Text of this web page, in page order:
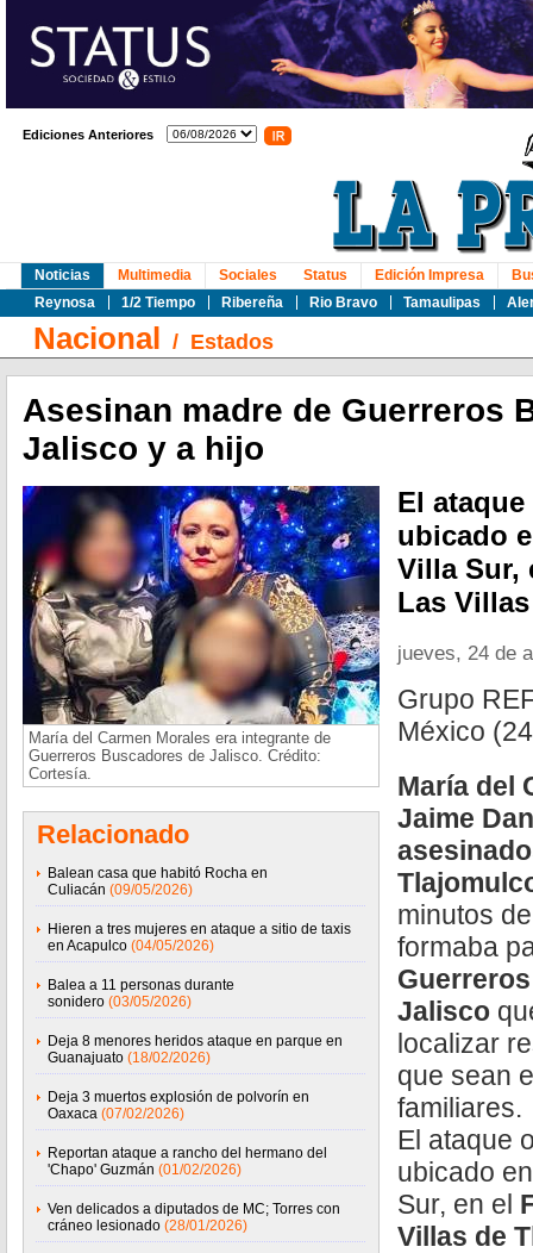
Ediciones Anteriores
Noticias
Reynosa
1/2 Tiempo Ribereña Rio Bravo Tamaulipas
Multimedia Sociales Status Edición Impresa
Nacional / Estados
Asesinan madre de Guerreros
Jalisco y a hijo
María del Carmen Morales era integrante de
Guerreros Buscadores de Jalisco. Crédito:
Cortesía.
Relacionado
Balean casa que habitó Rocha en
Culiacán (09/05/2026)
Hieren a tres mujeres en ataque a sitio de taxis
en Acapulco (04/05/2026)
Balea a 11 personas durante
sonidero (03/05/2026)
Deja 8 menores heridos ataque en parque en
Guanajuato (18/02/2026)
Deja 3 muertos explosión de polvorín en
Oaxaca (07/02/2026)
Reportan ataque a rancho del hermano del
'Chapo' Guzmán (01/02/2026)
Ven delicados a diputados de MC; Torres con
cráneo lesionado (28/01/2026)
El
ubicado
Villa Sur,
Las
jueves, 24 de
Grupo
México
María del
Jaime
minutos
formaba
Jalisco
localizar
que sean
familiares.
El ataque
ubicado
Sur, en el
Villas de